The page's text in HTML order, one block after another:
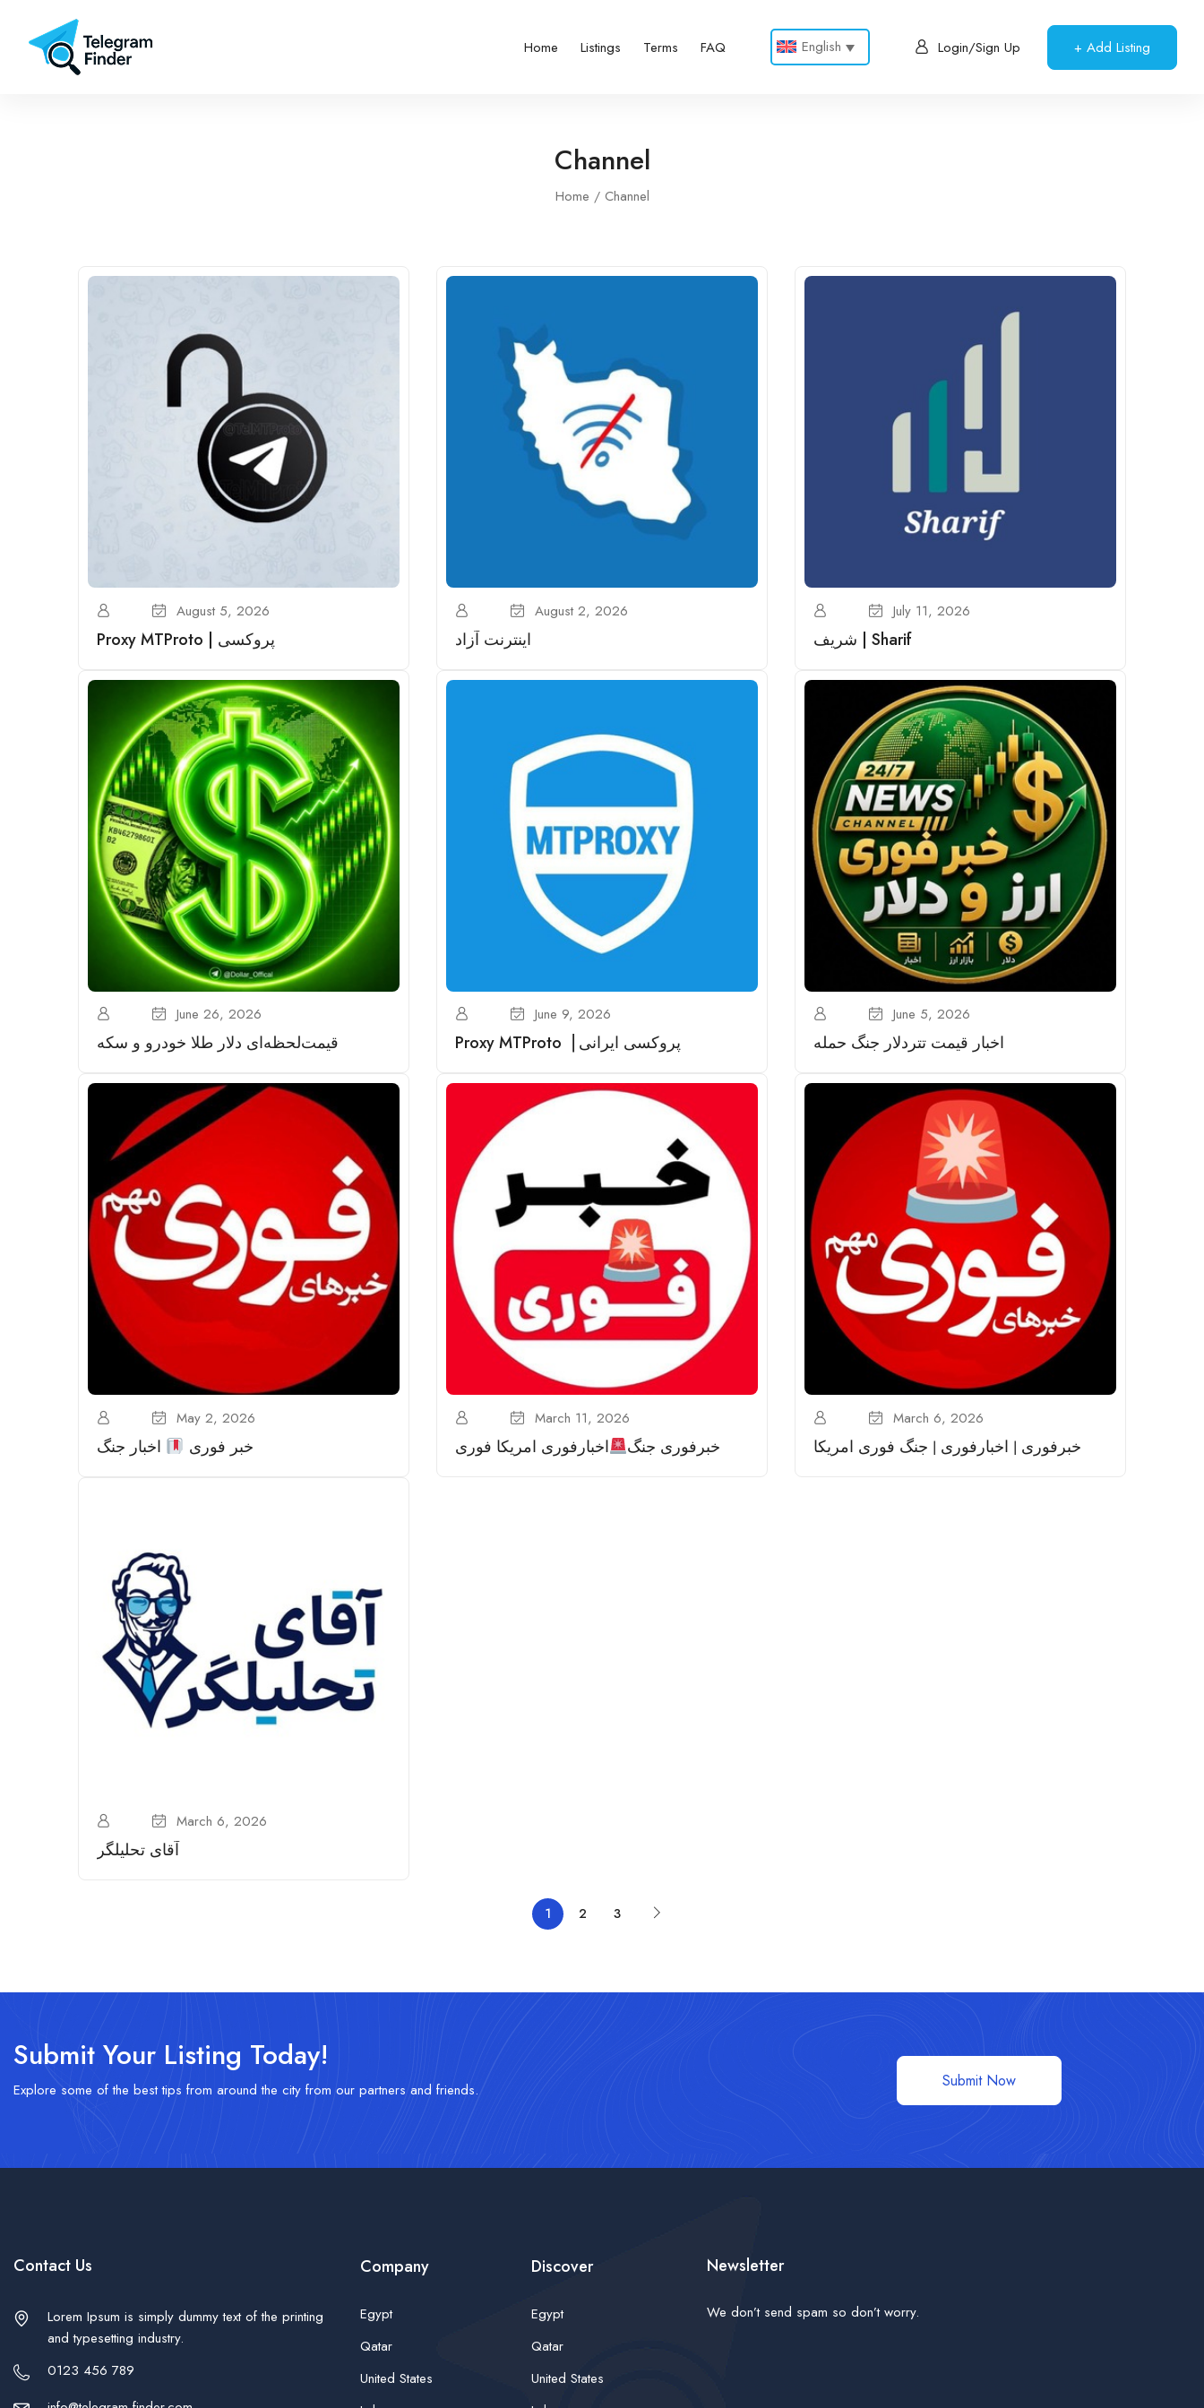
Home Listings Terms FAQ English Login/Sign Up + Add Listing
Channel
Home Channel
August 5, 2026
Proxy MTProto | پروکسی
August 2, 2026
اینترنت آزاد
July 11, 2026
شریف | Sharif
June 26, 2026
قیمت‌‌‌لحظه‌ای دلار طلا خودرو و سکه
June 9, 2026
Proxy MTProto▕ پروکسی ایرانی
June 5, 2026
اخبار قیمت تتر‌دلار جنگ حمله
May 2, 2026
خبر فوری اخبار جنگ
March 11, 2026
خبرفوری جنگ اخبارفوری امریکا فوری
March 6, 2026
خبرفوری ࡆ اخبارفوری ࡆ جنگ فوری امریکا
March 6, 2026
آقای تحلیلگر
1 2 3
Submit Your Listing Today!
Explore some of the best tips from around the city from our partners and friends. Submit Now
Contact Us
Lorem Ipsum is simply dummy text of the printing
and typesetting industry.
0123 456 789
Company
Egypt
Qatar
United States
Discover
Egypt
Qatar
United States
Newsletter
We don’t send spam so don’t worry.